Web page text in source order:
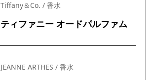
Tiffany＆Co. / 香水
ティファニー オードパルファム
JEANNE ARTHES / 香水